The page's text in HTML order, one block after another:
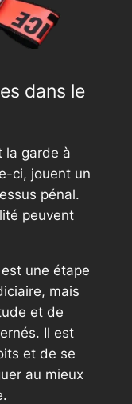
dans le
la garde à
ci, jouent un
pénal.
peuvent
une étape
mais
et de
Il est
et de se
au mieux